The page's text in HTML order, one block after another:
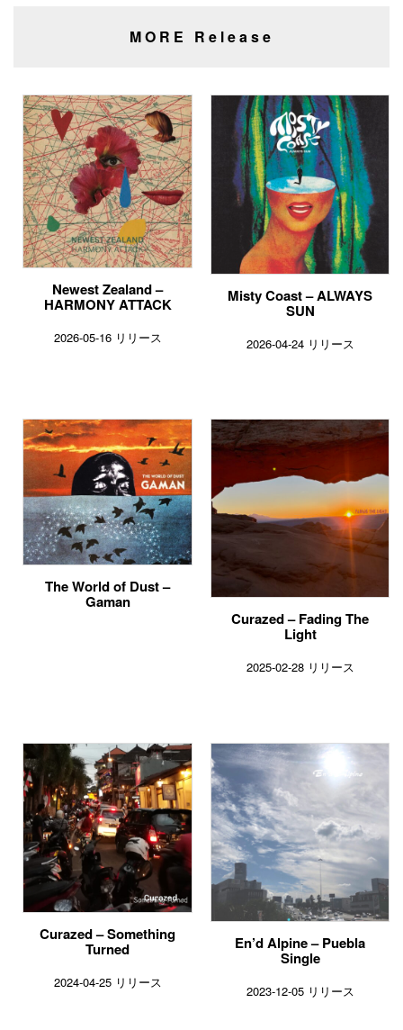
MORE Release
Newest Zealand –
HARMONY ATTACK
2026-05-16 リリース
Misty Coast – ALWAYS
SUN
2026-04-24 リリース
The World of Dust –
Gaman
Curazed – Fading The
Light
2025-02-28 リリース
Curazed – Something
Turned
2024-04-25 リリース
En’d Alpine – Puebla
Single
2023-12-05 リリース